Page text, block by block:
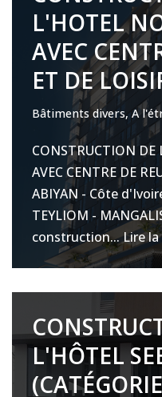
L'HOTEL
AVEC
ET DE
Bâtiments divers,A
CONSTRUCTION
AVEC CENTRE DE
ABIYAN - Côte
TEYLIOM -
construction...Lire
L'HÔTEL